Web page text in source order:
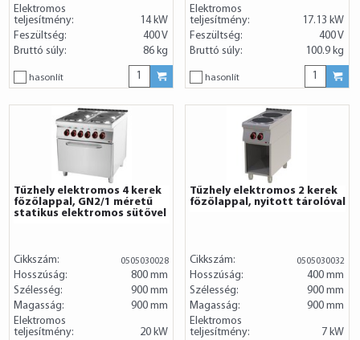
Elektromos
teljesítmény:
14 kW
Feszültség:
400 V
Bruttó súly:
86 kg
hasonlít
Elektromos
teljesítmény:
17.13 kW
Feszültség:
400 V
Bruttó súly:
100.9 kg
hasonlít
Tűzhely elektromos 4 kerek
főzőlappal, GN2/1 méretű
statikus elektromos sütővel
Cikkszám: 0505030028
Hosszúság:
800 mm
Szélesség:
900 mm
Magasság:
900 mm
Elektromos
teljesítmény:
20 kW
Tűzhely elektromos 2 kerek
főzőlappal, nyitott tárolóval
Cikkszám: 0505030032
Hosszúság:
400 mm
Szélesség:
900 mm
Magasság:
900 mm
Elektromos
teljesítmény:
7 kW